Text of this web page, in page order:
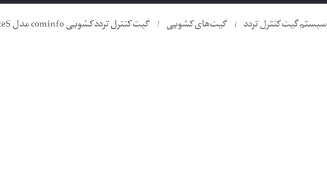
سیستم گیت کنترل تردد گیت‌های کشویی گیت کنترل تردد کشویی cominfo مدل EasyGate Elite / EliteS